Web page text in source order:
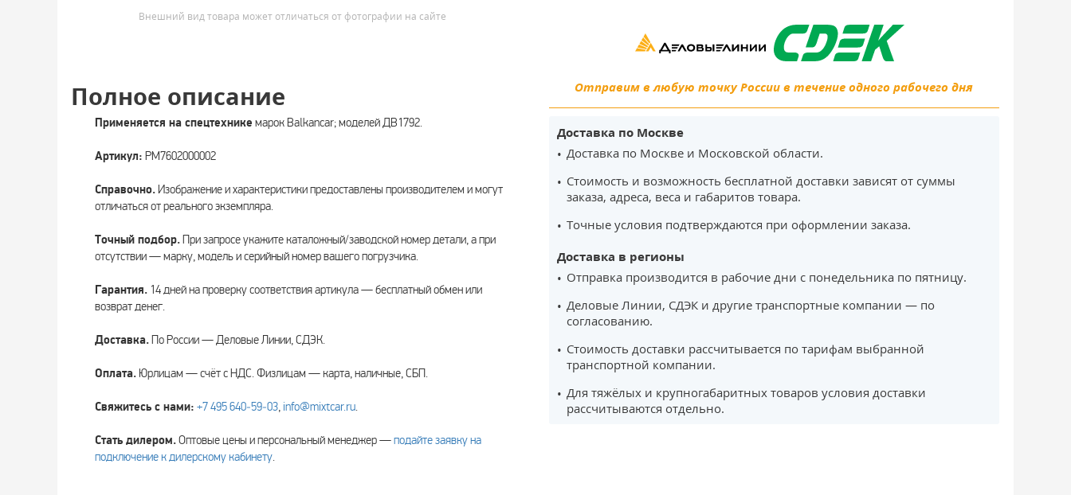
Внешний вид товара может отличаться от фотографии на сайте
Полное описание
Применяется на спецтехнике марок Balkancar; моделей ДВ1792.
Артикул: PM7602000002
Справочно.Изображение и характеристики предоставлены производителем и могут
отличаться от реального экземпляра.
Точный подбор.При запросе укажите каталожный/заводской номер детали, а при
отсутствии — марку, модель и серийный номер вашего погрузчика.
Гарантия. 14 дней на проверку соответствия артикула — бесплатный обмен или
возврат денег.
Доставка.По России — Деловые Линии, СДЭК.
Оплата. Юрлицам — счёт с НДС. Физлицам — карта, наличные, СБП.
Свяжитесь с нами: +7 495 640‑59‑03, info@mixtcar.ru.
Стать дилером.Оптовые цены и персональный менеджер —подайте заявку на
подключение к дилерскому кабинету.
Отправим в любую точку России в течение одного рабочего дня
Доставка по Москве
Доставка по Москве и Московской области.
Стоимость и возможность бесплатной доставки зависят от суммы
заказа, адреса, веса и габаритов товара.
Точные условия подтверждаются при оформлении заказа.
Доставка в регионы
Отправка производится в рабочие дни с понедельника по пятницу.
Деловые Линии, СДЭК и другие транспортные компании — по
согласованию.
Стоимость доставки рассчитывается по тарифам выбранной
транспортной компании.
Для тяжёлых и крупногабаритных товаров условия доставки
рассчитываются отдельно.